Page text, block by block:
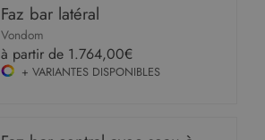
Faz bar latéral
Vondom
à partir de 1.764,00€
+ VARIANTES DISPONIBLES